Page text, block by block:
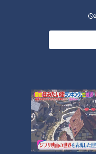
「６０点」規定投球回到達
竜のドラフト10年史（7）～
宮ドラフトで竜の指名は即